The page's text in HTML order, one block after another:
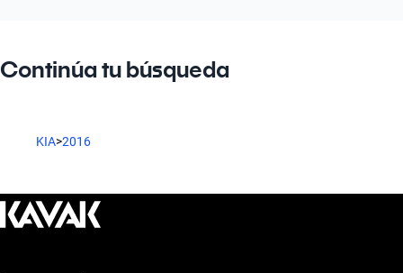
Continúa tu búsqueda
KIA>2016